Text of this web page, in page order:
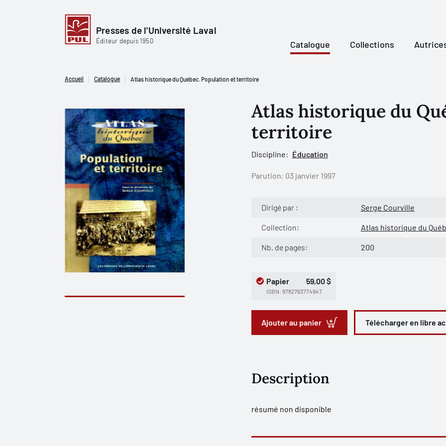
Presses de l'Université Laval
Éditeur depuis 1950 Catalogue Collections
Accueil Catalogue Atlas historique du Québec. Population et territoire
Atlas historique du
territoire
Discipline: Éducation
Parution: 03 janvier 1997
Dirigé par : Serge Courville
Collection: Atlas historique du
Nb. de pages: 200
Papier 59,00 $
ISBN: 9782763774947
Ajouter au panier Télécharger en libre
Description
résumé non disponible